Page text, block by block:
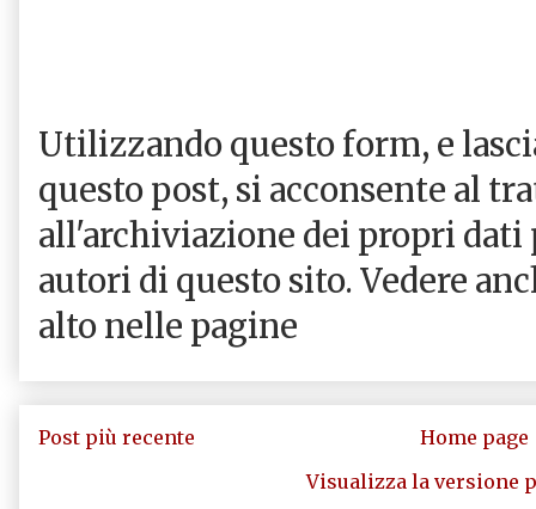
Utilizzando questo form, e
questo post, si acconsente al
all'archiviazione dei propri dati
autori di questo sito. Vedere
alto nelle pagine
Post più recente
Home page
Visualizza la versione